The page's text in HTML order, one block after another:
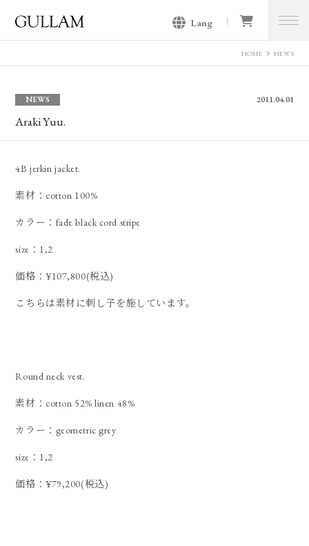
Lang
HOME NEWS
NEWS 2011.04.01
Araki Yuu.
4B jerkin jacket.
素材：cotton 100%
カラー：fade black cord stripe
size：1,2
価格：¥107,800(税込)
こちらは素材に刺し子を施しています。
Round neck vest.
素材：cotton 52% linen 48%
カラー：geometric grey
size：1,2
価格：¥79,200(税込)